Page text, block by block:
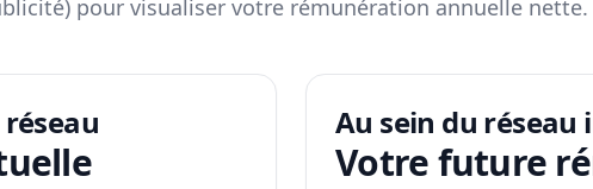
pour visualiser votre rémunération annuelle nette.
Au sein du réseau
Votre future